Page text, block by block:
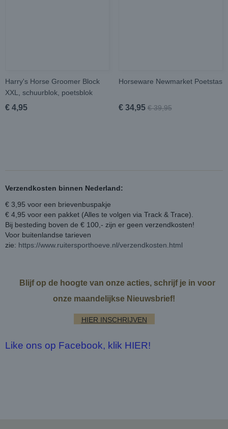
Harry's Horse Groomer Block
XXL, schuurblok, poetsblok
€ 4,95
Horseware Newmarket Poetstas
€ 34,95 € 39,95
Verzendkosten binnen Nederland:
€ 3,95 voor een brievenbuspakje
€ 4,95 voor een pakket (Alles te volgen via Track & Trace).
Bij besteding boven de € 100,- zijn er geen verzendkosten!
Voor buitenlandse tarieven
zie: https://www.ruitersporthoeve.nl/verzendkosten.html
Blijf op de hoogte van onze acties, schrijf je in voor
onze maandelijkse Nieuwsbrief!
HIER INSCHRIJVEN
Like ons op Facebook, klik HIER!